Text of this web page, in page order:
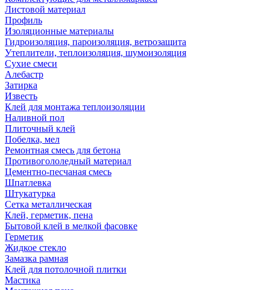
Листовой материал
Профиль
Изоляционные материалы
Гидроизоляция, пароизоляция, ветрозащита
Утеплители, теплоизоляция, шумоизоляция
Сухие смеси
Алебастр
Затирка
Известь
Клей для монтажа теплоизоляции
Наливной пол
Плиточный клей
Побелка, мел
Ремонтная смесь для бетона
Противогололедный материал
Цементно-песчаная смесь
Шпатлевка
Штукатурка
Сетка металлическая
Клей, герметик, пена
Бытовой клей в мелкой фасовке
Герметик
Жидкое стекло
Замазка рамная
Клей для потолочной плитки
Мастика